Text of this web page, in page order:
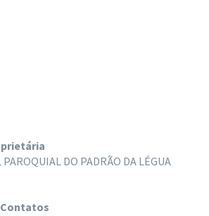
DO PADRÃO DA LÉGUA